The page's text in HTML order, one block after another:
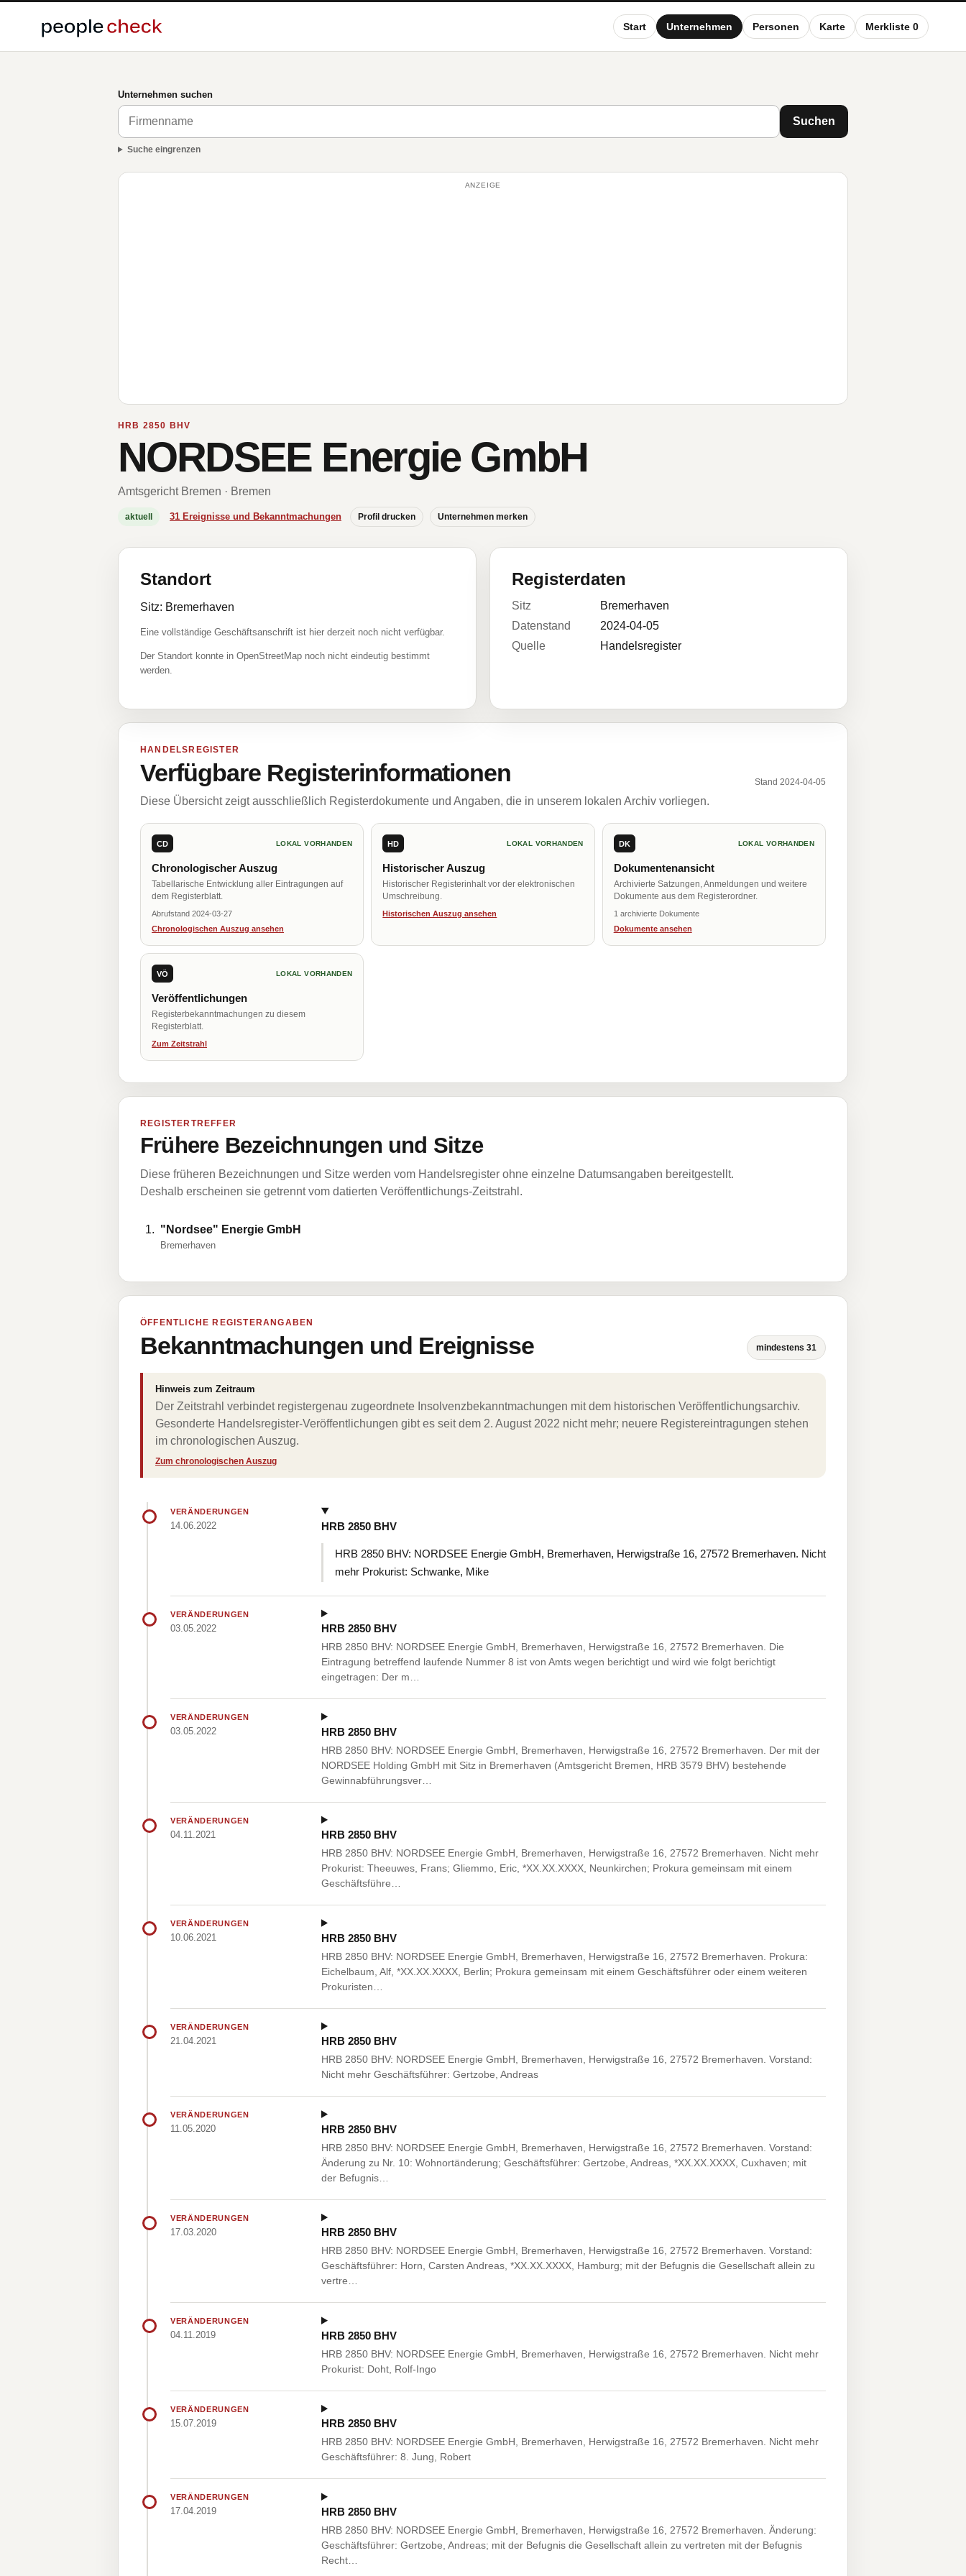
Start Unternehmen Personen Karte Merkliste 0
Unternehmen suchen
Suchen
Suche eingrenzen
ANZEIGE
HRB 2850 BHV
NORDSEE Energie GmbH
Amtsgericht Bremen · Bremen
aktuell 31 Ereignisse und Bekanntmachungen Profil drucken Unternehmen merken
Standort
Sitz: Bremerhaven
Eine vollständige Geschäftsanschrift ist hier derzeit noch nicht verfügbar.
Der Standort konnte in OpenStreetMap noch nicht eindeutig bestimmt
werden.
Registerdaten
Sitz
Bremerhaven
Datenstand
2024-04-05
Quelle
Handelsregister
HANDELSREGISTER
Verfügbare Registerinformationen Stand 2024-04-05
Diese Übersicht zeigt ausschließlich Registerdokumente und Angaben, die in unserem lokalen Archiv vorliegen.
CD LOKAL VORHANDEN
Chronologischer Auszug
Tabellarische Entwicklung aller Eintragungen auf
dem Registerblatt.
Abrufstand 2024-03-27
Chronologischen Auszug ansehen
HD LOKAL VORHANDEN
Historischer Auszug
Historischer Registerinhalt vor der elektronischen
Umschreibung.
Historischen Auszug ansehen
DK LOKAL VORHANDEN
Dokumentenansicht
Archivierte Satzungen, Anmeldungen und weitere
Dokumente aus dem Registerordner.
1 archivierte Dokumente
Dokumente ansehen
VÖ LOKAL VORHANDEN
Veröffentlichungen
Registerbekanntmachungen zu diesem
Registerblatt.
Zum Zeitstrahl
REGISTERTREFFER
Frühere Bezeichnungen und Sitze
Diese früheren Bezeichnungen und Sitze werden vom Handelsregister ohne einzelne Datumsangaben bereitgestellt.
Deshalb erscheinen sie getrennt vom datierten Veröffentlichungs-Zeitstrahl.
"Nordsee" Energie GmbH
Bremerhaven
ÖFFENTLICHE REGISTERANGABEN
Bekanntmachungen und Ereignisse mindestens 31
Hinweis zum Zeitraum
Der Zeitstrahl verbindet registergenau zugeordnete Insolvenzbekanntmachungen mit dem historischen Veröffentlichungsarchiv.
Gesonderte Handelsregister-Veröffentlichungen gibt es seit dem 2. August 2022 nicht mehr; neuere Registereintragungen stehen
im chronologischen Auszug.
Zum chronologischen Auszug
VERÄNDERUNGEN
14.06.2022 HRB 2850 BHV
HRB 2850 BHV: NORDSEE Energie GmbH, Bremerhaven, Herwigstraße 16, 27572 Bremerhaven. Nicht
mehr Prokurist: Schwanke, Mike
VERÄNDERUNGEN
03.05.2022 HRB 2850 BHV
HRB 2850 BHV: NORDSEE Energie GmbH, Bremerhaven, Herwigstraße 16, 27572 Bremerhaven. Die
Eintragung betreffend laufende Nummer 8 ist von Amts wegen berichtigt und wird wie folgt berichtigt
eingetragen: Der m…
VERÄNDERUNGEN
03.05.2022 HRB 2850 BHV
HRB 2850 BHV: NORDSEE Energie GmbH, Bremerhaven, Herwigstraße 16, 27572 Bremerhaven. Der mit der
NORDSEE Holding GmbH mit Sitz in Bremerhaven (Amtsgericht Bremen, HRB 3579 BHV) bestehende
Gewinnabführungsver…
VERÄNDERUNGEN
04.11.2021 HRB 2850 BHV
HRB 2850 BHV: NORDSEE Energie GmbH, Bremerhaven, Herwigstraße 16, 27572 Bremerhaven. Nicht mehr
Prokurist: Theeuwes, Frans; Gliemmo, Eric, *XX.XX.XXXX, Neunkirchen; Prokura gemeinsam mit einem
Geschäftsführe…
VERÄNDERUNGEN
10.06.2021 HRB 2850 BHV
HRB 2850 BHV: NORDSEE Energie GmbH, Bremerhaven, Herwigstraße 16, 27572 Bremerhaven. Prokura:
Eichelbaum, Alf, *XX.XX.XXXX, Berlin; Prokura gemeinsam mit einem Geschäftsführer oder einem weiteren
Prokuristen…
VERÄNDERUNGEN
21.04.2021 HRB 2850 BHV
HRB 2850 BHV: NORDSEE Energie GmbH, Bremerhaven, Herwigstraße 16, 27572 Bremerhaven. Vorstand:
Nicht mehr Geschäftsführer: Gertzobe, Andreas
VERÄNDERUNGEN
11.05.2020 HRB 2850 BHV
HRB 2850 BHV: NORDSEE Energie GmbH, Bremerhaven, Herwigstraße 16, 27572 Bremerhaven. Vorstand:
Änderung zu Nr. 10: Wohnortänderung; Geschäftsführer: Gertzobe, Andreas, *XX.XX.XXXX, Cuxhaven; mit
der Befugnis…
VERÄNDERUNGEN
17.03.2020 HRB 2850 BHV
HRB 2850 BHV: NORDSEE Energie GmbH, Bremerhaven, Herwigstraße 16, 27572 Bremerhaven. Vorstand:
Geschäftsführer: Horn, Carsten Andreas, *XX.XX.XXXX, Hamburg; mit der Befugnis die Gesellschaft allein zu
vertre…
VERÄNDERUNGEN
04.11.2019 HRB 2850 BHV
HRB 2850 BHV: NORDSEE Energie GmbH, Bremerhaven, Herwigstraße 16, 27572 Bremerhaven. Nicht mehr
Prokurist: Doht, Rolf-Ingo
VERÄNDERUNGEN
15.07.2019 HRB 2850 BHV
HRB 2850 BHV: NORDSEE Energie GmbH, Bremerhaven, Herwigstraße 16, 27572 Bremerhaven. Nicht mehr
Geschäftsführer: 8. Jung, Robert
VERÄNDERUNGEN
17.04.2019 HRB 2850 BHV
HRB 2850 BHV: NORDSEE Energie GmbH, Bremerhaven, Herwigstraße 16, 27572 Bremerhaven. Änderung:
Geschäftsführer: Gertzobe, Andreas; mit der Befugnis die Gesellschaft allein zu vertreten mit der Befugnis
Recht…